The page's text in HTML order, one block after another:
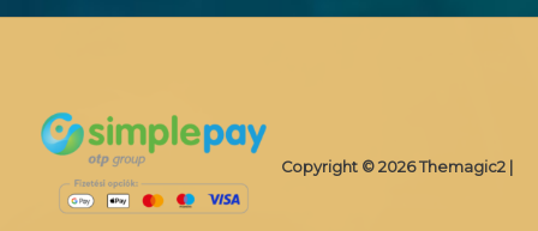
Copyright © 2026 Themagic2 |